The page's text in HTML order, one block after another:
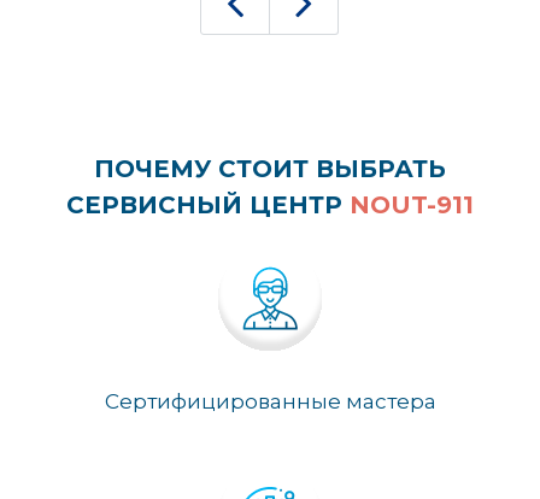
ПОЧЕМУ СТОИТ ВЫБРАТЬ
СЕРВИСНЫЙ ЦЕНТР NOUT-911
Сертифицированные мастера